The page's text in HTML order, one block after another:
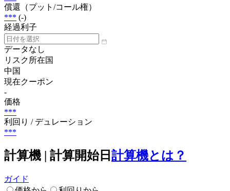
償還（プット/コール権）
*** (-)
経過利子
データなし
リスク所在国
中国
現在クーポン
-
価格
***
利回り / デュレーション
***
計算機 | 計算開始日 計算機とは？
ガイド